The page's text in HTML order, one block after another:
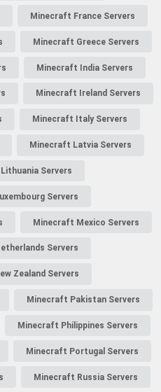
Minecraft France Servers
Minecraft Greece Servers
Minecraft India Servers
Minecraft Ireland Servers
Minecraft Italy Servers
Minecraft Latvia Servers
Servers
Servers
Minecraft Mexico Servers
Servers
Zealand Servers
Minecraft Pakistan Servers
Minecraft Philippines Servers
Minecraft Portugal Servers
Minecraft Russia Servers